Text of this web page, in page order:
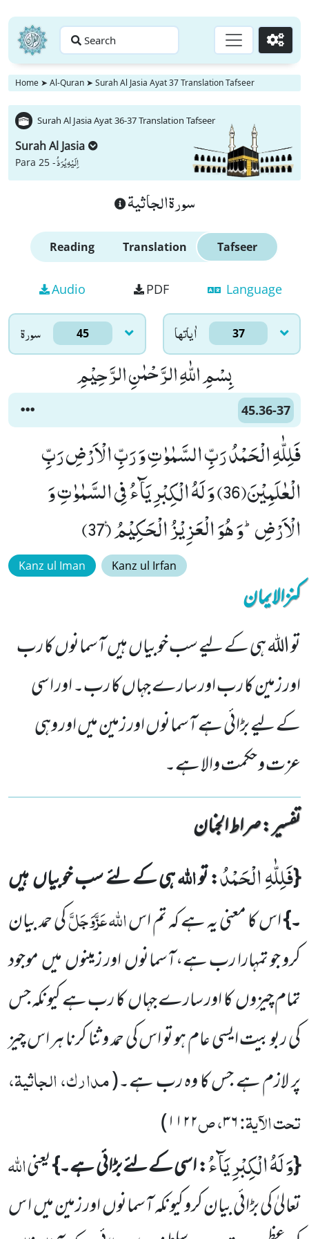
Search Go
Home ➤ Al-Quran ➤ Surah Al Jasia Ayat 37 Translation Tafseer
Surah Al Jasia Ayat 36-37 Translation Tafseer
Surah Al Jasia
Para 25 -اِلَیْهِ یُرَدُّ
سورة الجاثية
Reading Translation Tafseer
Audio PDF Language
سورۃ 45 اٰياتها 37
بِسْمِ اللّٰهِ الرَّحْمٰنِ الرَّحِیْمِ
45.36-37
فَلِلّٰهِ الْحَمْدُ رَبِّ السَّمٰوٰتِ وَ رَبِّ الْاَرْضِ رَبِّ
الْعٰلَمِیْنَ(36) وَ لَهُ الْكِبْرِیَآءُ فِی السَّمٰوٰتِ وَ
الْاَرْضِؕ-وَ هُوَ الْعَزِیْزُ الْحَكِیْمُ۠ (37)
Kanz ul Iman Kanz ul Irfan
کنزالایمان
تو اللہ ہی کے لیے سب خوبیاں ہیں آسمانوں کا رب
اور زمین کا رب اور سارے جہاں کا رب۔ اور اسی
کے لیے بڑائی ہے آسمانوں اور زمین میں اور وہی
عزت و حکمت والا ہے۔
تفسیر : ‎صراط الجنان
{فَلِلّٰهِ الْحَمْدُ: تواللہہی کے لئے سب خوبیاںہیں
۔}اس کا معنی یہ ہے کہ تم اساللہعَزَّوَجَلَّکی حمد بیان
کرو جو تمہارا رب ہے،آسمانوںاور زمینوںمیںموجود
تمام چیزوںکا اور سارے جہاںکا رب ہے کیونکہ جس
کی ربوبیت ایسی عام ہو تو اس کی حمد و ثنا کرنا ہر اس چیز
پر لازم ہے جس کا وہ رب ہے۔(مدارک، الجاثیۃ،
تحت الآیۃ:۳۶، ص۱۱۲۲)
{وَ لَهُ الْكِبْرِیَآءُ: اسی کے لئے بڑائی ہے۔}یعنیاللہ
تعالیٰ کی بڑائی بیان کرو کیونکہ آسمانوںاور زمین میںا س